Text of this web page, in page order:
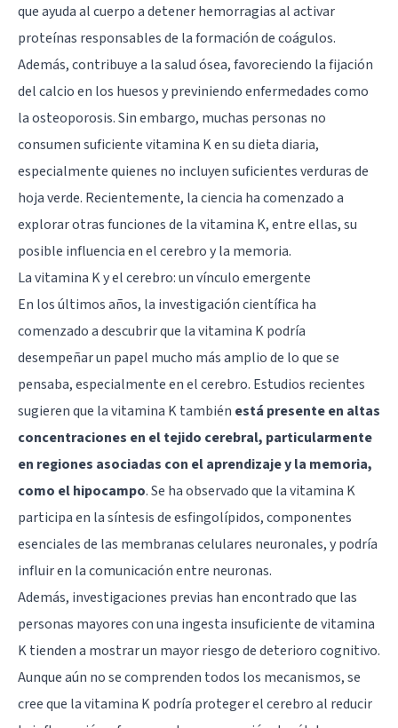
que ayuda al cuerpo a detener hemorragias al activar
proteínas responsables de la formación de coágulos.
Además, contribuye a la salud ósea, favoreciendo la fijación
del calcio en los huesos y previniendo enfermedades como
la osteoporosis. Sin embargo, muchas personas no
consumen suficiente vitamina K en su dieta diaria,
especialmente quienes no incluyen suficientes verduras de
hoja verde. Recientemente, la ciencia ha comenzado a
explorar otras funciones de la vitamina K, entre ellas, su
posible influencia en el cerebro y la memoria.
La vitamina K y el cerebro: un vínculo emergente
En los últimos años, la investigación científica ha
comenzado a descubrir que la vitamina K podría
desempeñar un papel mucho más amplio de lo que se
pensaba, especialmente en el cerebro. Estudios recientes
sugieren que la vitamina K también está presente en altas
concentraciones en el tejido cerebral, particularmente
en regiones asociadas con el aprendizaje y la memoria,
como elhipocampo. Se ha observado que la vitamina K
participa en la síntesis de esfingolípidos, componentes
esenciales de las membranas celulares neuronales, y podría
influir en la comunicación entre neuronas.
Además, investigaciones previas han encontrado que las
personas mayores con una ingesta insuficiente de vitamina
K tienden a mostrar un mayor riesgo de deterioro cognitivo.
Aunque aún no se comprenden todos los mecanismos, se
cree que la vitamina K podría proteger el cerebro al reducir